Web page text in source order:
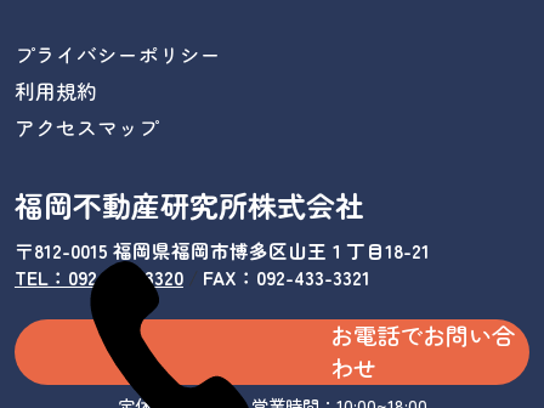
プライバシーポリシー
利用規約
アクセスマップ
福岡不動産研究所株式会社
〒812-0015 福岡県福岡市博多区山王１丁目18-21
TEL：092-433-3320/ FAX：092-433-3321
お電話でお問い合
わせ